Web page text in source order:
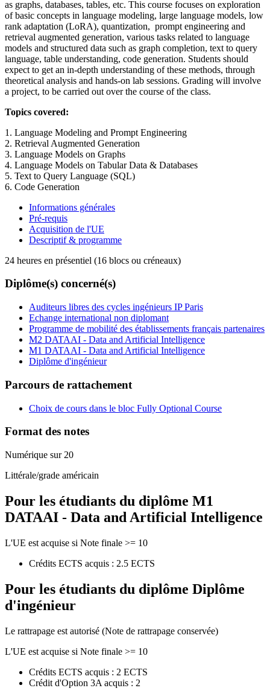
as graphs, databases, tables, etc. This course focuses on exploration
of basic concepts in language modeling, large language models, low
rank adaptation (LoRA), quantization, prompt engineering and
retrieval augmented generation, various tasks related to language
models and structured data such as graph completion, text to query
language, table understanding, code generation. Students should
expect to get an in-depth understanding of these methods, through
theoretical analysis and hands-on lab sessions. Grading will involve
a project, to be carried out over the course of the class.
Topics covered:
1. Language Modeling and Prompt Engineering
2. Retrieval Augmented Generation
3. Language Models on Graphs
4. Language Models on Tabular Data & Databases
5. Text to Query Language (SQL)
6. Code Generation
Informations générales
Pré-requis
Acquisition de l'UE
Descriptif & programme
24 heures en présentiel (16 blocs ou créneaux)
Diplôme(s) concerné(s)
Auditeurs libres des cycles ingénieurs IP Paris
Echange international non diplomant
Programme de mobilité des établissements français partenaires
M2 DATAAI - Data and Artificial Intelligence
M1 DATAAI - Data and Artificial Intelligence
Diplôme d'ingénieur
Parcours de rattachement
Choix de cours dans le bloc Fully Optional Course
Format des notes
Numérique sur 20
Littérale/grade américain
Pour les étudiants du diplôme M1
DATAAI - Data and Artificial Intelligence
L'UE est acquise si Note finale >= 10
Crédits ECTS acquis : 2.5 ECTS
Pour les étudiants du diplôme Diplôme
d'ingénieur
Le rattrapage est autorisé (Note de rattrapage conservée)
L'UE est acquise si Note finale >= 10
Crédits ECTS acquis : 2 ECTS
Crédit d'Option 3A acquis : 2